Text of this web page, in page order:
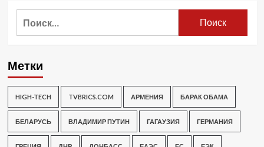
Метки
HIGH-TECH TVBRICS.COM АРМЕНИЯ БАРАК ОБАМА
БЕЛАРУСЬ ВЛАДИМИР ПУТИН ГАГАУЗИЯ ГЕРМАНИЯ